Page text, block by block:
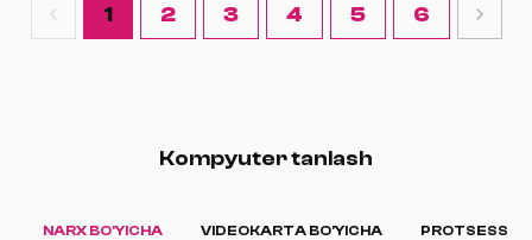
1 2 3 4 5 6
Kompyuter tanlash
NARX BO'YICHA VIDEOKARTA BO'YICHA